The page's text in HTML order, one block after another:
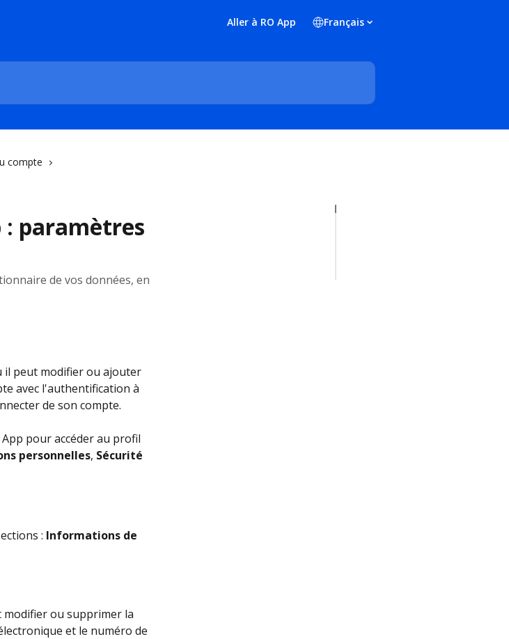
Aller à RO App Français
compte
paramètres
de vos données, en
il peut modifier ou ajouter
avec l'authentification à
de son compte.
pour accéder au profil
personnelles, Sécurité
: Informations de
ou supprimer la
et le numéro de